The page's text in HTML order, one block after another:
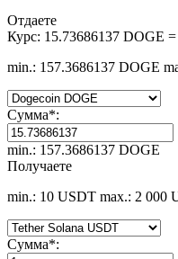
Отдаете
Курс: 15.73686137 DOGE
min.: 157.3686137 DOGE
Сумма*:
min.: 157.3686137 DOGE
Получаете
min.: 10 USDT max.: 2 000
Сумма*: